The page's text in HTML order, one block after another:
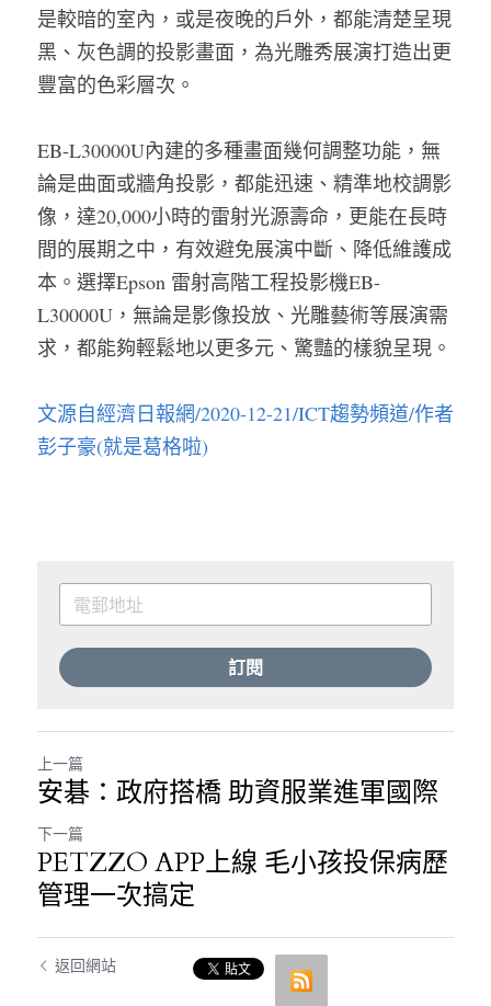
是較暗的室內，或是夜晚的戶外，都能清楚呈現
黑、灰色調的投影畫面，為光雕秀展演打造出更
豐富的色彩層次。
EB-L30000U內建的多種畫面幾何調整功能，無
論是曲面或牆角投影，都能迅速、精準地校調影
像，達20,000小時的雷射光源壽命，更能在長時
間的展期之中，有效避免展演中斷、降低維護成
本。選擇Epson 雷射高階工程投影機EB-
L30000U，無論是影像投放、光雕藝術等展演需
求，都能夠輕鬆地以更多元、驚豔的樣貌呈現。
文源自經濟日報網/2020-12-21/ICT趨勢頻道/作者
彭子豪(就是葛格啦)
訂閱
上一篇
安碁：政府搭橋 助資服業進軍國際
下一篇
PETZZO APP上線 毛小孩投保病歷
管理一次搞定
返回網站